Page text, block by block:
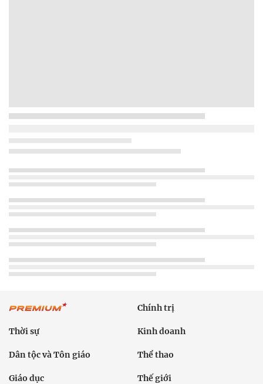
Chính trị
Thời sự Kinh doanh
Dân tộc và Tôn giáo Thể thao
Giáo dục Thế giới